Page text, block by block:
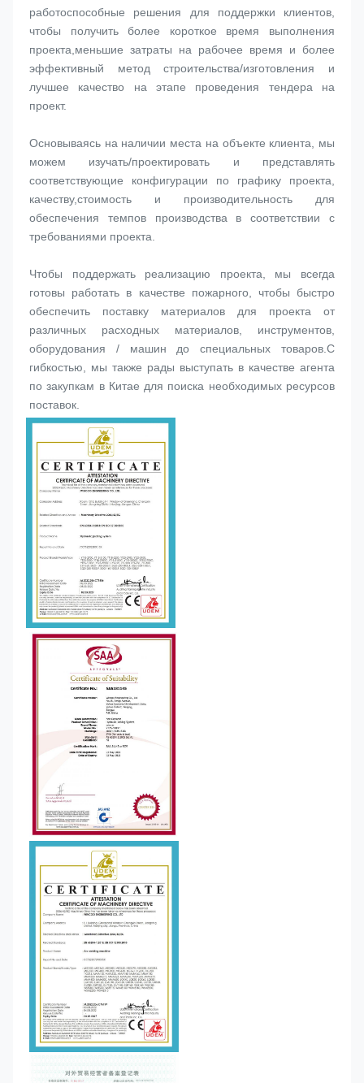
работоспособные решения для поддержки клиентов,
чтобы получить более короткое время выполнения
проекта,меньшие затраты на рабочее время и более
эффективный метод строительства/изготовления и
лучшее качество на этапе проведения тендера на
проект.
Основываясь на наличии места на объекте клиента, мы
можем изучать/проектировать и представлять
соответствующие конфигурации по графику проекта,
качеству,стоимость и производительность для
обеспечения темпов производства в соответствии с
требованиями проекта.
Чтобы поддержать реализацию проекта, мы всегда
готовы работать в качестве пожарного, чтобы быстро
обеспечить поставку материалов для проекта от
различных расходных материалов, инструментов,
оборудования / машин до специальных товаров.С
гибкостью, мы также рады выступать в качестве агента
по закупкам в Китае для поиска необходимых ресурсов
поставок.